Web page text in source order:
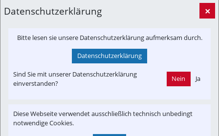
Datenschutzerklärung ×
Bitte lesen sie unsere Datenschutzerklärung aufmerksam durch.
Datenschutzerklärung
Sind Sie mit unserer Datenschutzerklärung
einverstanden?
Nein Ja
Diese Webseite verwendet ausschließlich technisch unbedingt
notwendige Cookies.